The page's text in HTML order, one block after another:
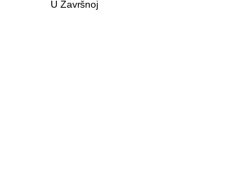
U Završnoj